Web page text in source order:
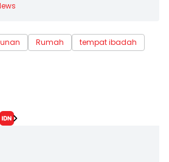
Rumah
tempat ibadah